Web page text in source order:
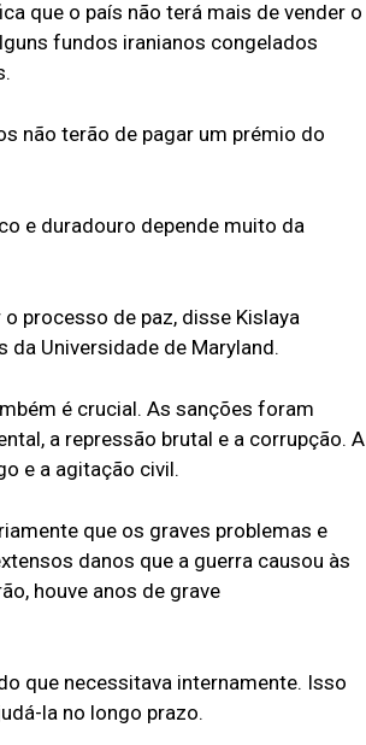
que o país não terá mais de vender o
fundos iranianos congelados
não terão de pagar um prémio do
e duradouro depende muito da
processo de paz, disse Kislaya
Universidade de Maryland.
é crucial. As sanções foram
a repressão brutal e a corrupção. A
e a agitação civil.
que os graves problemas e
danos que a guerra causou às
houve anos de grave
que necessitava internamente. Isso
la no longo prazo.